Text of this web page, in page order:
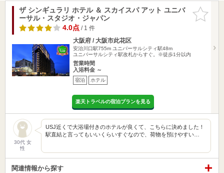
お気に入
りに追加
ザ シンギュラリ ホテル ＆ スカイスパ アット ユニバ
ーサル・スタジオ・ジャパン
4.0点/ 1 件
大阪府 / 大阪市此花区
安治川口駅755m ユニバーサルシティ駅48m
ユニバーサルシティ駅改札からすぐ。※徒歩1分以内
営業時間
入浴料金 ～
宿泊 ホテル
楽天トラベルの宿泊プランを見る
30代 女
性
USJ近くで大浴場付きのホテルが良くて、こちらに決めました！
駅直結と言ってもいいくらいすぐなので、荷物を預けやすい…
関連情報から探す